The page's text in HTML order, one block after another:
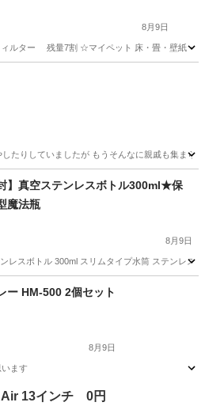
8月9日
ィルター 残量7割 ☆マイペット 床・畳・壁紙
たりしていましたが もうそんなに親戚も集ま
】真空ステンレスボトル300ml★保
魔法瓶
8月9日
スボトル 300ml スリムタイプ水筒 ステンレス
器 ステンレスボトル
ー HM-500 2個セット
8月9日
ます
家庭用品
13インチ 0円